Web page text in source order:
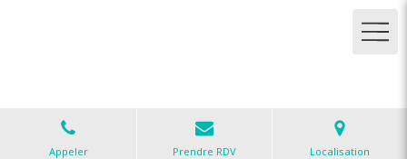
Appeler Prendre RDV Localisation